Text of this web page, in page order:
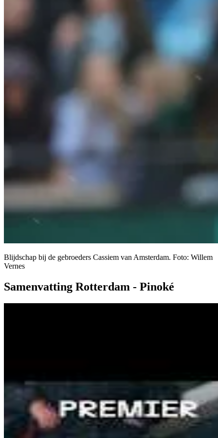
Blijdschap bij de gebroeders Cassiem van Amsterdam. Foto: Willem
Vernes
Samenvatting Rotterdam - Pinoké